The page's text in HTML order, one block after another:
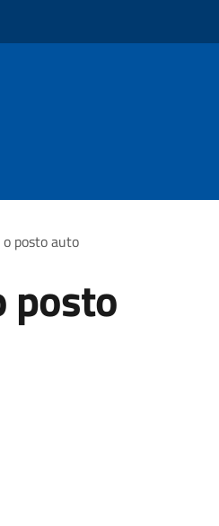
posto auto
posto